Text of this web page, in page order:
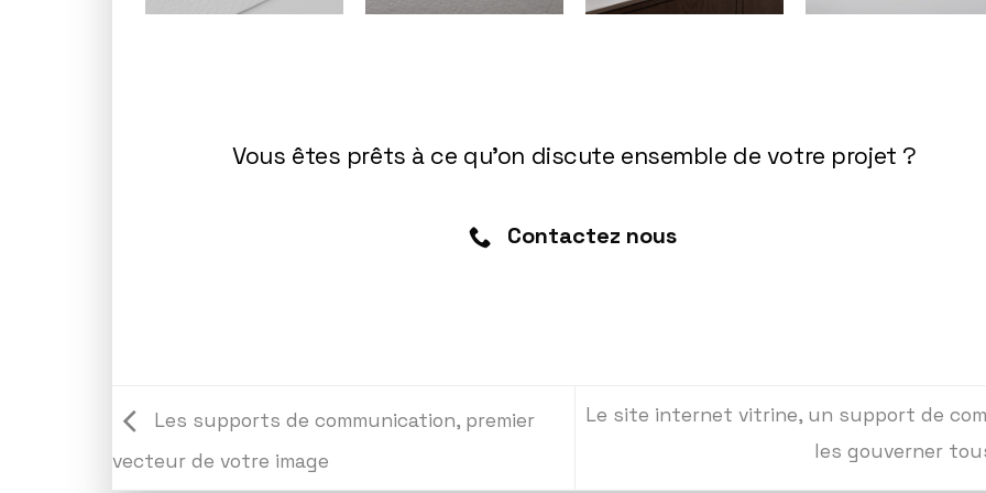
Vous êtes prêts à ce qu'on discute ensemble de votre projet ?
Contactez nous
Les supports de communication, premier
vecteur de votre image
Le site internet vitrine, un support de
les gouverner